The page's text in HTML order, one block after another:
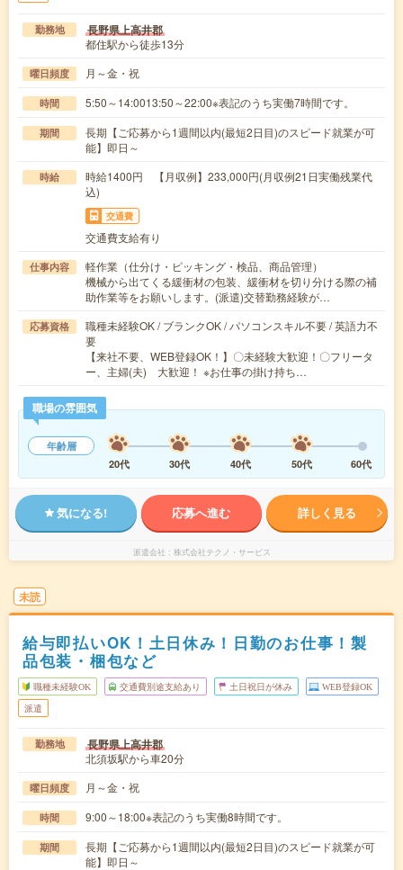
勤務地 長野県上高井郡
都住駅から徒歩13分
曜日頻度 月～金・祝
時間 5:50～14:0013:50～22:00※表記のうち実働7時間です。
期間
長期【ご応募から1週間以内(最短2日目)のスピード就業が可
能】即日～
時給
時給1400円 【月収例】233,000円(月収例21日実働残業代
込)
交通費
交通費支給有り
仕事内容
軽作業（仕分け・ピッキング・検品、商品管理）
機械から出てくる緩衝材の包装、緩衝材を切り分ける際の補
助作業等をお願いします。(派遣)交替勤務経験が…
応募資格
職種未経験OK / ブランクOK / パソコンスキル不要 / 英語力不
要
【来社不要、WEB登録OK！】〇未経験大歓迎！〇フリータ
ー、主婦(夫) 大歓迎！ ※お仕事の掛け持ち…
職場の雰囲気
年齢層
20代
30代 40代 50代 60代
気になる! 応募へ進む 詳しく見る
派遣会社 株式会社テクノ・サービス
未読
給与即払いOK！土日休み！日勤のお仕事！製
品包装・梱包など
職種未経験OK 交通費別途支給あり 土日祝日が休み WEB登録OK
派遣
勤務地 長野県上高井郡
北須坂駅から車20分
曜日頻度 月～金・祝
時間 9:00～18:00※表記のうち実働8時間です。
期間
長期【ご応募から1週間以内(最短2日目)のスピード就業が可
能】即日～